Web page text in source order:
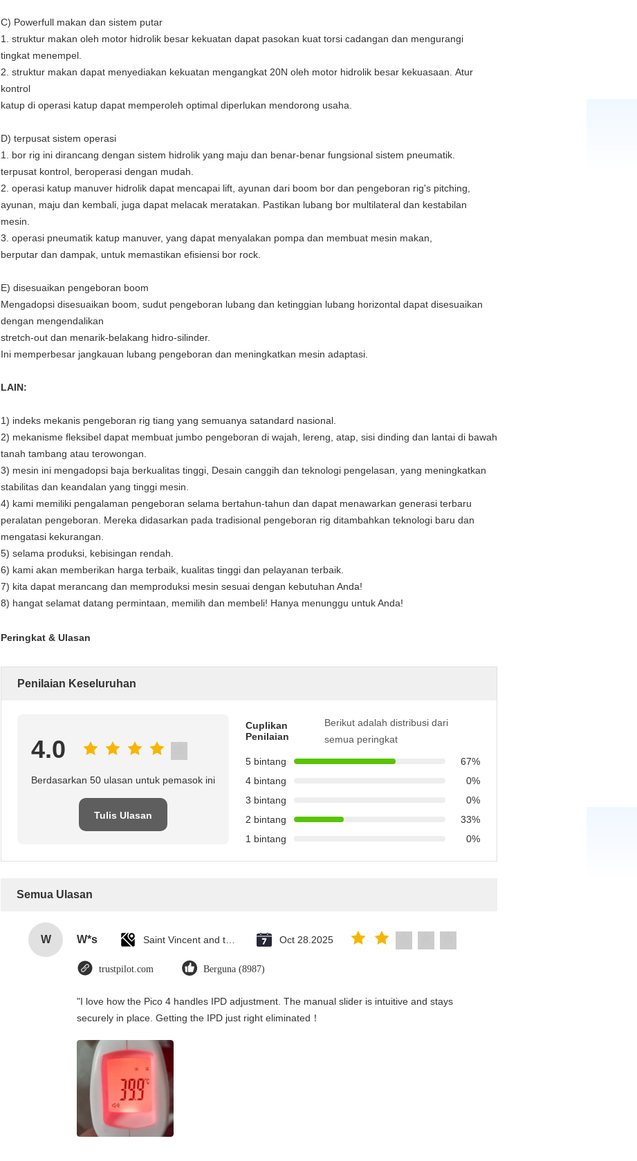
C) Powerfull makan dan sistem putar
1. struktur makan oleh motor hidrolik besar kekuatan dapat pasokan kuat torsi cadangan dan mengurangi
tingkat menempel.
2. struktur makan dapat menyediakan kekuatan mengangkat 20N oleh motor hidrolik besar kekuasaan. Atur
kontrol
katup di operasi katup dapat memperoleh optimal diperlukan mendorong usaha.
D) terpusat sistem operasi
1. bor rig ini dirancang dengan sistem hidrolik yang maju dan benar-benar fungsional sistem pneumatik.
terpusat kontrol, beroperasi dengan mudah.
2. operasi katup manuver hidrolik dapat mencapai lift, ayunan dari boom bor dan pengeboran rig's pitching,
ayunan, maju dan kembali, juga dapat melacak meratakan. Pastikan lubang bor multilateral dan kestabilan
mesin.
3. operasi pneumatik katup manuver, yang dapat menyalakan pompa dan membuat mesin makan,
berputar dan dampak, untuk memastikan efisiensi bor rock.
E) disesuaikan pengeboran boom
Mengadopsi disesuaikan boom, sudut pengeboran lubang dan ketinggian lubang horizontal dapat disesuaikan
dengan mengendalikan
stretch-out dan menarik-belakang hidro-silinder.
Ini memperbesar jangkauan lubang pengeboran dan meningkatkan mesin adaptasi.
LAIN:
1) indeks mekanis pengeboran rig tiang yang semuanya satandard nasional.
2) mekanisme fleksibel dapat membuat jumbo pengeboran di wajah, lereng, atap, sisi dinding dan lantai di bawah
tanah tambang atau terowongan.
3) mesin ini mengadopsi baja berkualitas tinggi, Desain canggih dan teknologi pengelasan, yang meningkatkan
stabilitas dan keandalan yang tinggi mesin.
4) kami memiliki pengalaman pengeboran selama bertahun-tahun dan dapat menawarkan generasi terbaru
peralatan pengeboran. Mereka didasarkan pada tradisional pengeboran rig ditambahkan teknologi baru dan
mengatasi kekurangan.
5) selama produksi, kebisingan rendah.
6) kami akan memberikan harga terbaik, kualitas tinggi dan pelayanan terbaik.
7) kita dapat merancang dan memproduksi mesin sesuai dengan kebutuhan Anda!
8) hangat selamat datang permintaan, memilih dan membeli! Hanya menunggu untuk Anda!
Peringkat & Ulasan
Penilaian Keseluruhan
4.0
Berdasarkan 50 ulasan untuk pemasok ini
Tulis Ulasan
Cuplikan
Penilaian
Berikut adalah distribusi dari
semua peringkat
5 bintang
67%
4 bintang
0%
3 bintang
0%
2 bintang
33%
1 bintang
0%
Semua Ulasan
W W*s Oct 28.2025
trustpilot.com Berguna (8987)
"I love how the Pico 4 handles IPD adjustment. The manual slider is intuitive and stays
securely in place. Getting the IPD just right eliminated！